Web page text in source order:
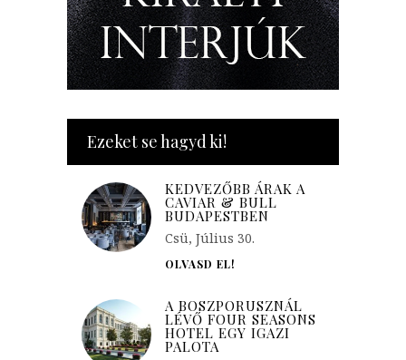
Ezeket se hagyd ki!
KEDVEZŐBB ÁRAK A
CAVIAR & BULL
BUDAPESTBEN
Csü, Július 30.
OLVASD EL!
A BOSZPORUSZNÁL
LÉVŐ FOUR SEASONS
HOTEL EGY IGAZI
PALOTA